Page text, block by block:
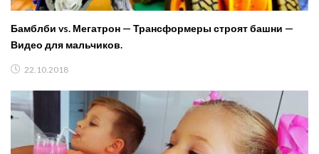
Бамблби vs. Мегатрон — Трансформеры строят башни —
Видео для мальчиков.
22.10.2018